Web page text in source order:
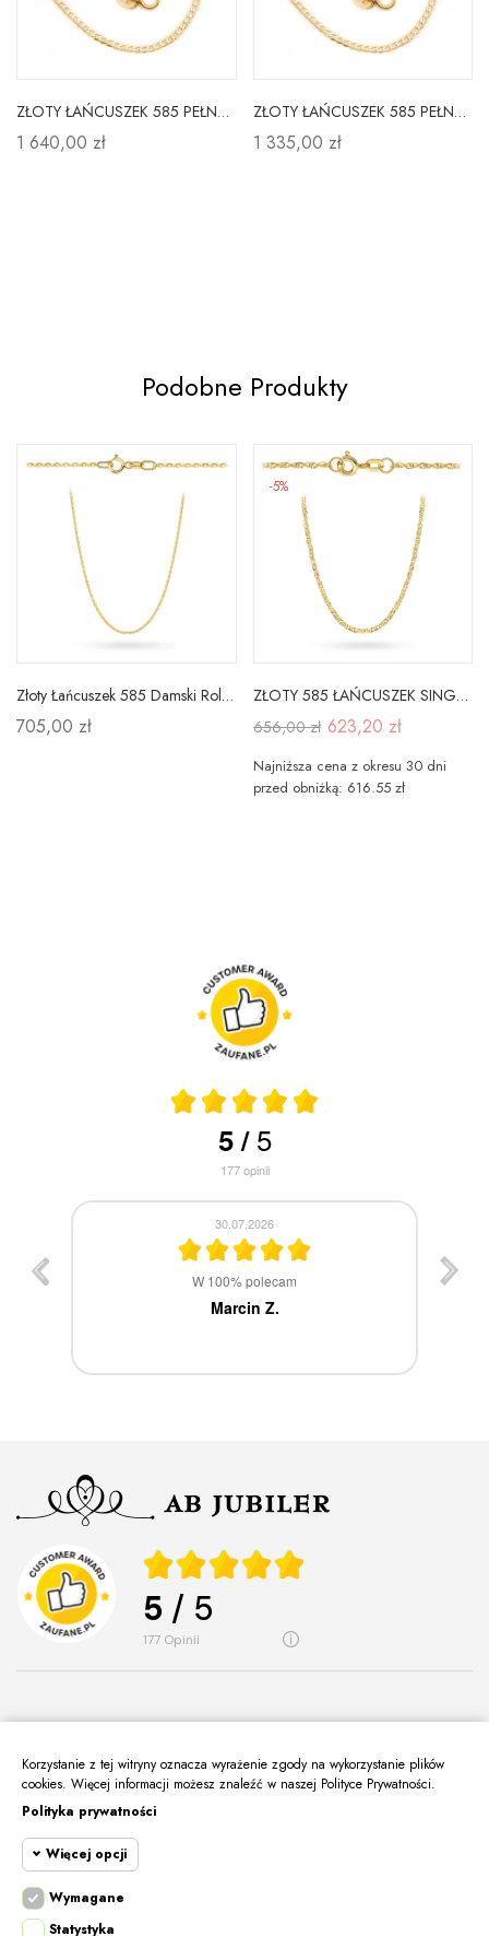
ZŁOTY ŁAŃCUSZEK 585 PEŁNA PANCERKA 60cm
1 640,00 zł
ZŁOTY ŁAŃCUSZEK 585 PEŁNA PANCERKA 45cm
1 335,00 zł
Podobne Produkty
Złoty Łańcuszek 585 Damski Rolo 45cm
705,00 zł
-5%
ZŁOTY 585 ŁAŃCUSZEK SINGAPUR PODWÓJNIE SKRĘCONY
656,00 zł 623,20 zł
Najniższa cena z okresu 30 dni
przed obniżką: 616.55 zł
5/5
177opinii
30.07.2026
W 100% polecam
Marcin Z.
5 / 5
177 opinii
O Nas
Informacje
Moje Konto
Kontakt
Korzystanie z tej witryny oznacza wyrażenie zgody na wykorzystanie plików
cookies. Więcej informacji możesz znaleźć w naszej Polityce Prywatności.
Polityka prywatności
Więcej opcji
Wymagane
Wymagane
Statystyka